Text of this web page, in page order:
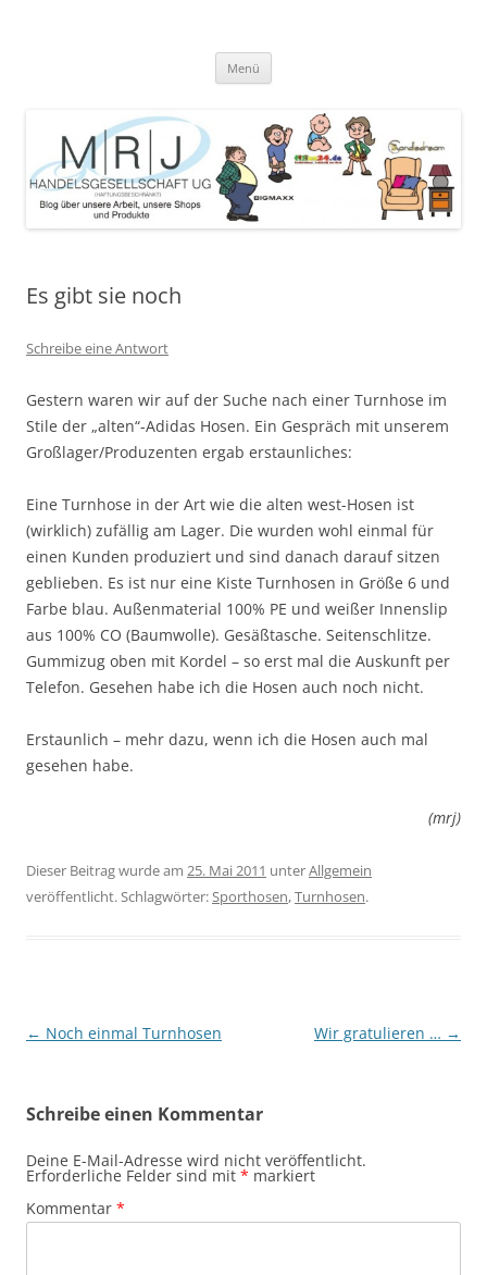
angebotene Produkte
Menü
Es gibt sie noch
Schreibe eine Antwort
Gestern waren wir auf der Suche nach einer Turnhose im
Stile der „alten“-Adidas Hosen. Ein Gespräch mit unserem
Großlager/Produzenten ergab erstaunliches:
Eine Turnhose in der Art wie die alten west-Hosen ist
(wirklich) zufällig am Lager. Die wurden wohl einmal für
einen Kunden produziert und sind danach darauf sitzen
geblieben. Es ist nur eine Kiste Turnhosen in Größe 6 und
Farbe blau. Außenmaterial 100% PE und weißer Innenslip
aus 100% CO (Baumwolle). Gesäßtasche. Seitenschlitze.
Gummizug oben mit Kordel – so erst mal die Auskunft per
Telefon. Gesehen habe ich die Hosen auch noch nicht.
Erstaunlich – mehr dazu, wenn ich die Hosen auch mal
gesehen habe.
(mrj)
Dieser Beitrag wurde am 25. Mai 2011 unterAllgemein
veröffentlicht. Schlagwörter:Sporthosen,Turnhosen.
Beitragsnavigation
← Noch einmal Turnhosen Wir gratulieren … →
Schreibe einen Kommentar
Deine E-Mail-Adresse wird nicht veröffentlicht.
Erforderliche Felder sind mit * markiert
Kommentar *